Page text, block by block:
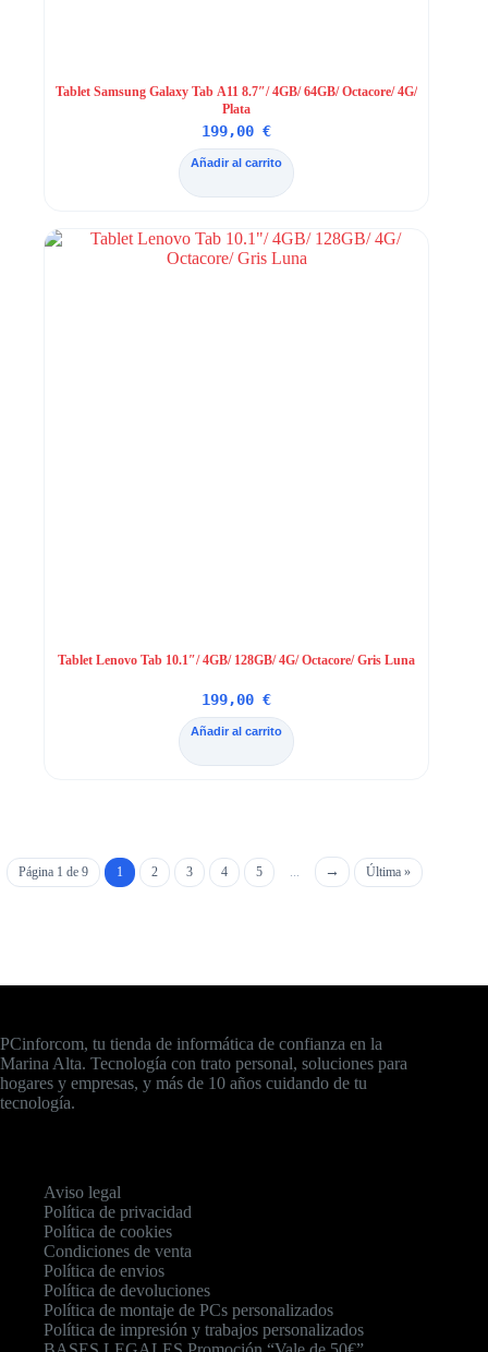
Tablet Samsung Galaxy Tab A11 8.7″/ 4GB/ 64GB/ Octacore/ 4G/
Plata
199,00€
Añadir al carrito
Tablet Lenovo Tab 10.1″/ 4GB/ 128GB/ 4G/ Octacore/ Gris Luna
199,00€
Añadir al carrito
Página 1 de 9 1 2 3 4 5 ... Última »
PCinforcom, tu tienda de informática de confianza en la
Marina Alta. Tecnología con trato personal, soluciones para
hogares y empresas, y más de 10 años cuidando de tu
tecnología.
Aviso legal
Política de privacidad
Política de cookies
Condiciones de venta
Política de envios
Política de devoluciones
Política de montaje de PCs personalizados
Política de impresión y trabajos personalizados